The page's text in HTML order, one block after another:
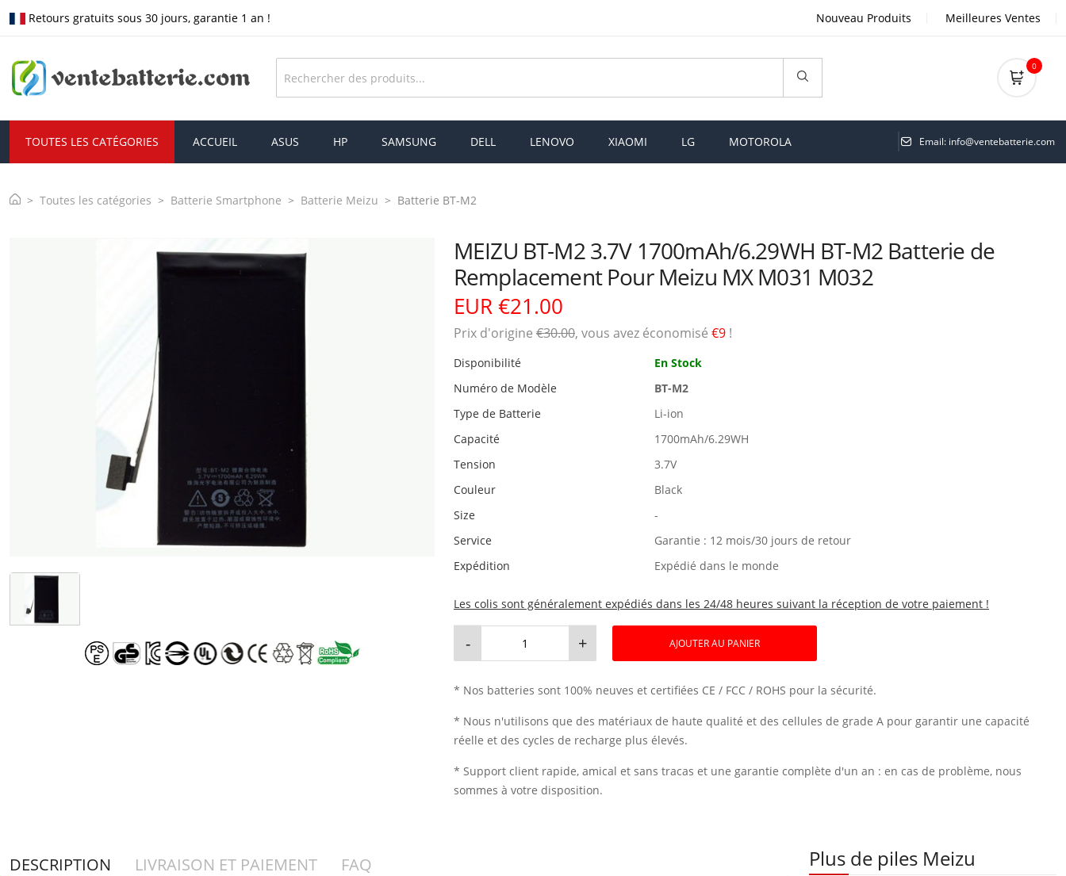
Retours gratuits sous 30 jours, garantie 1 an ! Nouveau Produits Meilleures Ventes
0
TOUTES LES CATÉGORIES ACCUEIL ASUS HP SAMSUNG DELL LENOVO XIAOMI LG MOTOROLA Email: info@ventebatterie.com
Toutes les catégories Batterie Smartphone Batterie Meizu Batterie BT-M2
MEIZU BT-M2 3.7V 1700mAh/6.29WH BT-M2 Batterie de
Remplacement Pour Meizu MX M031 M032
EUR €21.00
Prix ​​d'origine €30.00, vous avez économisé €9 !
Disponibilité
En Stock
Numéro de Modèle
BT-M2
Type de Batterie
Li-ion
Capacité
1700mAh/6.29WH
Tension
3.7V
Couleur
Black
Size
-
Service
Garantie : 12 mois/30 jours de retour
Expédition
Expédié dans le monde
Les colis sont généralement expédiés dans les 24/48 heures suivant la réception de votre paiement !
- + AJOUTER AU PANIER
* Nos batteries sont 100% neuves et certifiées CE / FCC / ROHS pour la sécurité.
* Nous n'utilisons que des matériaux de haute qualité et des cellules de grade A pour garantir une capacité
réelle et des cycles de recharge plus élevés.
* Support client rapide, amical et sans tracas et une garantie complète d'un an : en cas de problème, nous
sommes à votre disposition.
DESCRIPTION LIVRAISON ET PAIEMENT FAQ Plus de piles Meizu